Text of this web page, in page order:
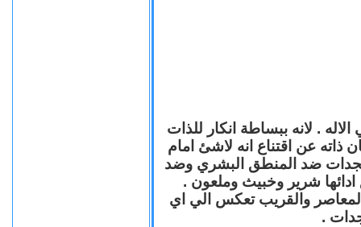
. لانه ببساطة انكار للذات
ذاته عن اقتناع انه لاشئ امام
ضد المنطق البشري وضد
ادائها شرير وخبيث وملعون .
المعاصر والقريب تعكس الي اي
.